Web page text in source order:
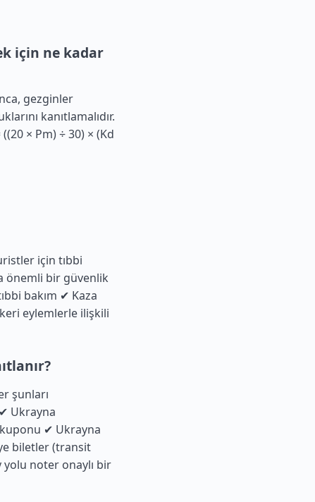
için ne kadar
gezginler
kanıtlamalıdır.
× Pm) ÷ 30) × (Kd
için tıbbi
önemli bir güvenlik
bakım ✔ Kaza
eylemlerle ilişkili
şunları
Ukrayna
✔ Ukrayna
biletler (transit
noter onaylı bir